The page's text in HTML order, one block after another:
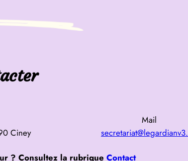
Ciney
Mail
? Consultez la rubrique Contact